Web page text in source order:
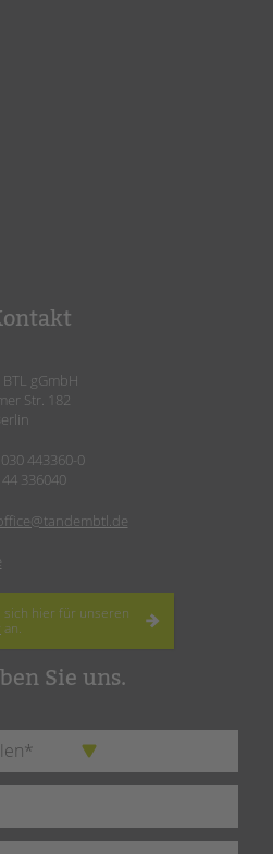
gGmbH
Str. 182
443360-0
336040
sich hier für unseren
an.
Sie uns.